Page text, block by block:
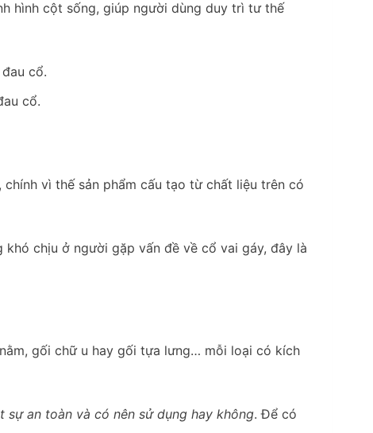
hình cột sống, giúp người dùng duy trì tư thế
cổ.
vì thế sản phẩm cấu tạo từ chất liệu trên có
chịu ở người gặp vấn đề về cổ vai gáy, đây là
gối chữ u hay gối tựa lưng… mỗi loại có kích
an toàn và có nên sử dụng hay không. Để có